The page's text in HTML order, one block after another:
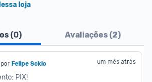
loja
(0) Avaliações (2)
Felipe Sckio um mês atrás
PIX!